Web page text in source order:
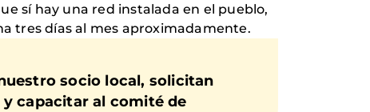
sí hay una red instalada en el pueblo,
tres días al mes aproximadamente.
socio local, solicitan
capacitar al comité de